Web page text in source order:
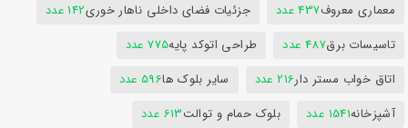
معماری معروف437 عدد جزئیات فضای داخلی ناهار خوری142 عدد
تاسیسات برق487 عدد طراحی اتوکد پایه775 عدد
اتاق خواب مستر دار216 عدد سایر بلوک ها596 عدد
آشپزخانه1541 عدد بلوک حمام و توالت613 عدد